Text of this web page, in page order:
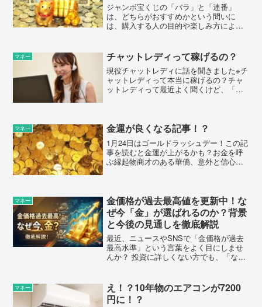
ジャンボ宝くじの「バラ」と「連番」
は、どちらがおすすめかという問いに
は、購入する人の目的や楽しみ方によっ
れの買い方には独自のメリット・デメリ
ットがあります。連番のメリッ...
マネー チャットレディって稼げるの？
現役チャットレディに話を聞きました※チ
ャットレディって本当に稼げるの？チャ
ットレディって最近よく聞くけど、「本
いらっしゃるのではない...
マネー 金運が良くなる記事！？
1月24日はゴールドラッシュデー！この記
事を読むと金運が上がるかも？お金を呼
ぶ縁起物商才のある華僑、意外と信心深
には縁起物であふれて...
マネー
金価格が過去最高値を更新中！な
ぜ今「金」が選ばれるのか？背景
と今後の見通しを徹底解説
最近、ニュースやSNSで「金価格が過去
最高水準」という言葉をよく目にしませ
んか？ 投資に詳しくない方でも、「なん
ね。なぜ今、これほどまでに金の価格が
上がっているのでしょうか。 ...
マネー
え！？10年物のエアコンが7200
円に！？